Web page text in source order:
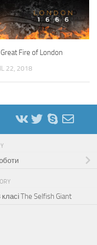
Fire of London
22, 2018
The Selfish Giant